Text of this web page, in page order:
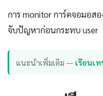
การ monitor การ์ดจอมอส
จับปัญหาก่อนกระทบ user
แนะนำเพิ่มเติม — เรียนเ